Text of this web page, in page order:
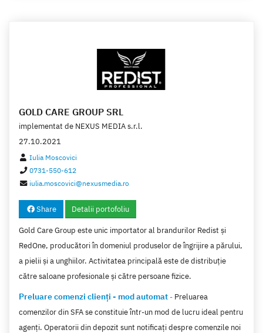
GOLD CARE GROUP SRL
implementat de NEXUS MEDIA s.r.l.
27.10.2021
Iulia Moscovici
0731-550-612
iulia.moscovici@nexusmedia.ro
Share Detalii portofoliu
Gold Care Group este unic importator al brandurilor Redist și
RedOne, producători în domeniul produselor de îngrijire a părului,
a pielii și a unghiilor. Activitatea principală este de distribuție
către saloane profesionale și către persoane fizice.
Preluare comenzi clienți - mod automat- Preluarea
comenzilor din SFA se constituie într-un mod de lucru ideal pentru
agenți. Operatorii din depozit sunt notificați despre comenzile noi